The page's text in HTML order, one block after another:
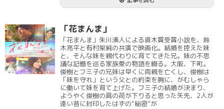
「花まんま」
「花まんま」朱川湊人による直木賞受賞小説を、鈴
木亮平と有村架純の共演で映画化。結婚を控えた妹
と、そんな妹を親代わりに育ててきた兄。妹の不思
議な記憶を巡る家族愛の物語を綴る。大阪、下町。
俊樹とフミ子の兄妹は早くに両親を亡くし、俊樹は
「妹を守れ」という父との約束を胸に、がむしゃら
に働いて妹を育て上げた。フミ子の結婚が決まり、
ようやく俊樹の肩の荷が下りると思った矢先、2人が
遠い昔に封印したはずの“秘密”が